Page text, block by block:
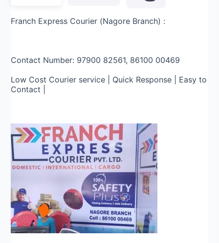
Franch Express Courier (Nagore Branch) :
Contact Number: 97900 82561, 86100 00469
Low Cost Courier service | Quick Response | Easy to
Contact |